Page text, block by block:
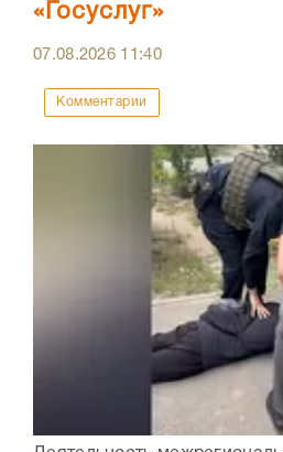
«Госуслуг»
07.08.2026 11:40
Комментарии